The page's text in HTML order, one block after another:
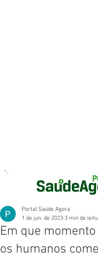
Em que
os humanos
Portal Saúde Agora
1 de jun. de 2023 3 min de